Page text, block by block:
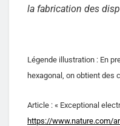
la fabrication des
Légende illustration : En
hexagonal, on obtient des
Article : « Exceptional
https://www.nature.com/